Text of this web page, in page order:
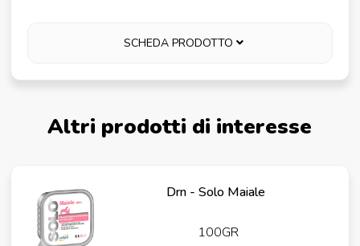
SCHEDA PRODOTTO
Altri prodotti di interesse
Drn - Solo Maiale
100GR